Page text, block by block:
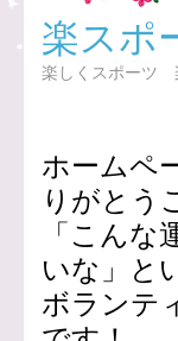
キ
ッ
押
す)
楽スポ
楽しくスポーツ
ホームペ
りがとう
「こん
いな」と
ボランテ